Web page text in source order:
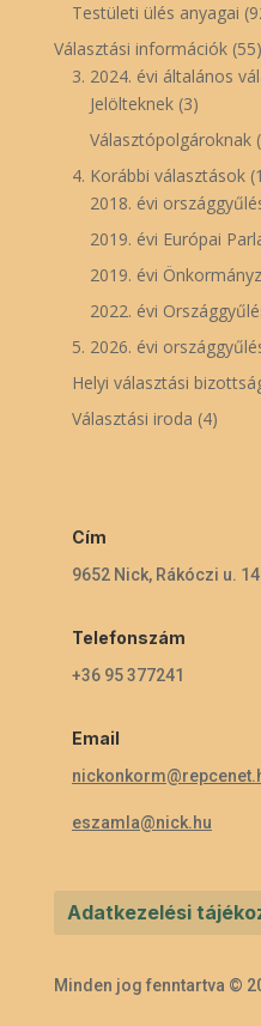
Testületi ülés anyagai
Választási információk(55)
3. 2024. évi általános
Jelölteknek(3)
Választópolgároknak
4. Korábbi választások
2018. évi
2019. évi Európai
2019. évi
2022. évi
5. 2026. évi
Helyi választási
Választási iroda (4)
Cím
9652 Nick, Rákóczi u.
Telefonszám
+36 95 377241
Email
eszamla@nick.hu
Adatkezelési
Minden jog fenntartva ©